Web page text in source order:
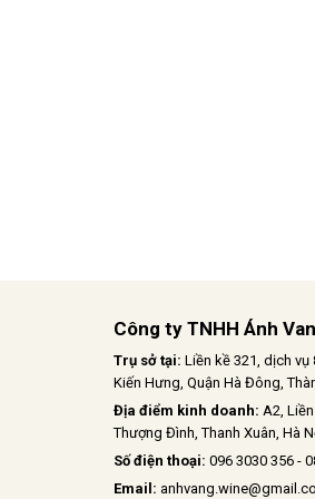
Công ty TNHH Ánh
Trụ sở tại: Liền kề 321, dịch vụ
Kiến Hưng, Quận Hà Đông,
Địa điểm kinh doanh: A2,
Thượng Đình, Thanh Xuân, Hà
Số điện thoại: 096 3030 356 -
Email: